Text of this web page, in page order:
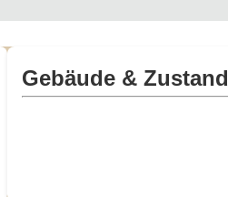
Gebäude & Zustand